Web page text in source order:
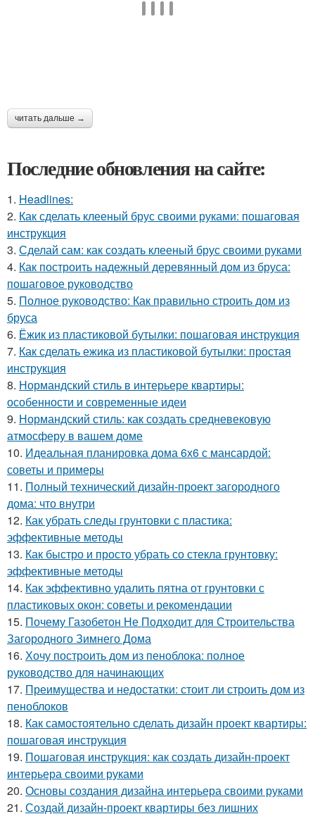
читать дальше →
Последние обновления на сайте:
1. Headlines:
2. Как сделать клееный брус своими руками: пошаговая
инструкция
3. Сделай сам: как создать клееный брус своими руками
4. Как построить надежный деревянный дом из бруса:
пошаговое руководство
5. Полное руководство: Как правильно строить дом из
бруса
6. Ёжик из пластиковой бутылки: пошаговая инструкция
7. Как сделать ежика из пластиковой бутылки: простая
инструкция
8. Нормандский стиль в интерьере квартиры:
особенности и современные идеи
9. Нормандский стиль: как создать средневековую
атмосферу в вашем доме
10. Идеальная планировка дома 6х6 с мансардой:
советы и примеры
11. Полный технический дизайн-проект загородного
дома: что внутри
12. Как убрать следы грунтовки с пластика:
эффективные методы
13. Как быстро и просто убрать со стекла грунтовку:
эффективные методы
14. Как эффективно удалить пятна от грунтовки с
пластиковых окон: советы и рекомендации
15. Почему Газобетон Не Подходит для Строительства
Загородного Зимнего Дома
16. Хочу построить дом из пеноблока: полное
руководство для начинающих
17. Преимущества и недостатки: стоит ли строить дом из
пеноблоков
18. Как самостоятельно сделать дизайн проект квартиры:
пошаговая инструкция
19. Пошаговая инструкция: как создать дизайн-проект
интерьера своими руками
20. Основы создания дизайна интерьера своими руками
21. Создай дизайн-проект квартиры без лишних